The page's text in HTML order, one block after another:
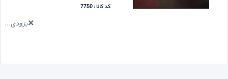
کد کالا : 7750
بزودی...